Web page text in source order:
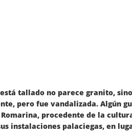
tallado no parece granito,
pero fue vandalizada. Algún
procedente de la
instalaciones palaciegas, en